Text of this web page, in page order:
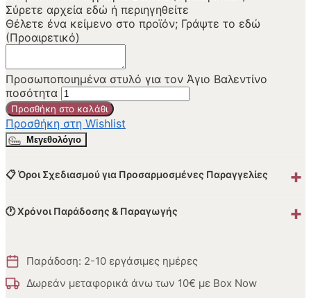
Σύρετε αρχεία εδώ ή περιηγηθείτε
Θέλετε ένα κείμενο στο προϊόν; Γράψτε το εδώ
(Προαιρετικό)
Προσωποποιημένα στυλό για τον Άγιο Βαλεντίνο
ποσότητα
Προσθήκη στο καλάθι
Προσθήκη στη Wishlist
Μεγεθολόγιο
📋 Όροι Σχεδιασμού για Προσαρμοσμένες Παραγγελίες +
🕐 Χρόνοι Παράδοσης & Παραγωγής +
Παράδοση: 2-10 εργάσιμες ημέρες
Δωρεάν μεταφορικά άνω των 10€ με Box Now